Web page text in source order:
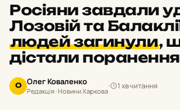
Росіяни завдали
Лозовій та
людей загинули,
дістали
О Олег Коваленко
Редакція · Новини Харкова
1 хв читання